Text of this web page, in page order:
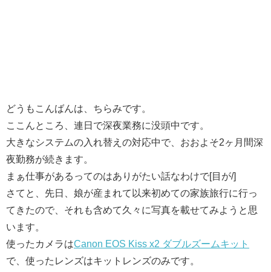
どうもこんばんは、ちらみです。
ここんところ、連日で深夜業務に没頭中です。
大きなシステムの入れ替えの対応中で、おおよそ2ヶ月間深
夜勤務が続きます。
まぁ仕事があるってのはありがたい話なわけで[目が/]
さてと、先日、娘が産まれて以来初めての家族旅行に行っ
てきたので、それも含めて久々に写真を載せてみようと思
います。
使ったカメラはCanon EOS Kiss x2 ダブルズームキット
で、使ったレンズはキットレンズのみです。